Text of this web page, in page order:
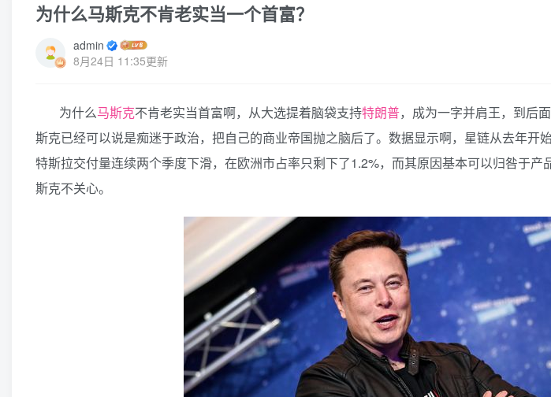
为什么马斯克不肯老实当一个首富？
admin
8月24日 11:35更新
为什么马斯克不肯老实当首富啊，从大选提着脑袋支持特朗普，成为一字并肩王，到后
斯克已经可以说是痴迷于政治，把自己的商业帝国抛之脑后了。数据显示啊，星链从去年开
特斯拉交付量连续两个季度下滑，在欧洲市占率只剩下了1.2%，而其原因基本可以归咎于产
斯克不关心。